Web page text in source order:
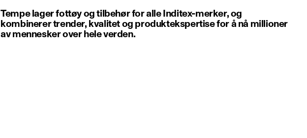
Tempe lager fottøy og tilbehør for alle Inditex-merker, og
kombinerer trender, kvalitet og produktekspertise for å nå millioner
av mennesker over hele verden.